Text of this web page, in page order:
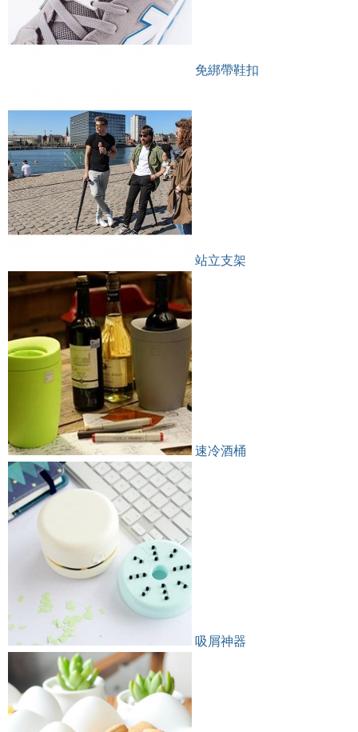
免綁帶鞋扣
站立支架
速冷酒桶
吸屑神器